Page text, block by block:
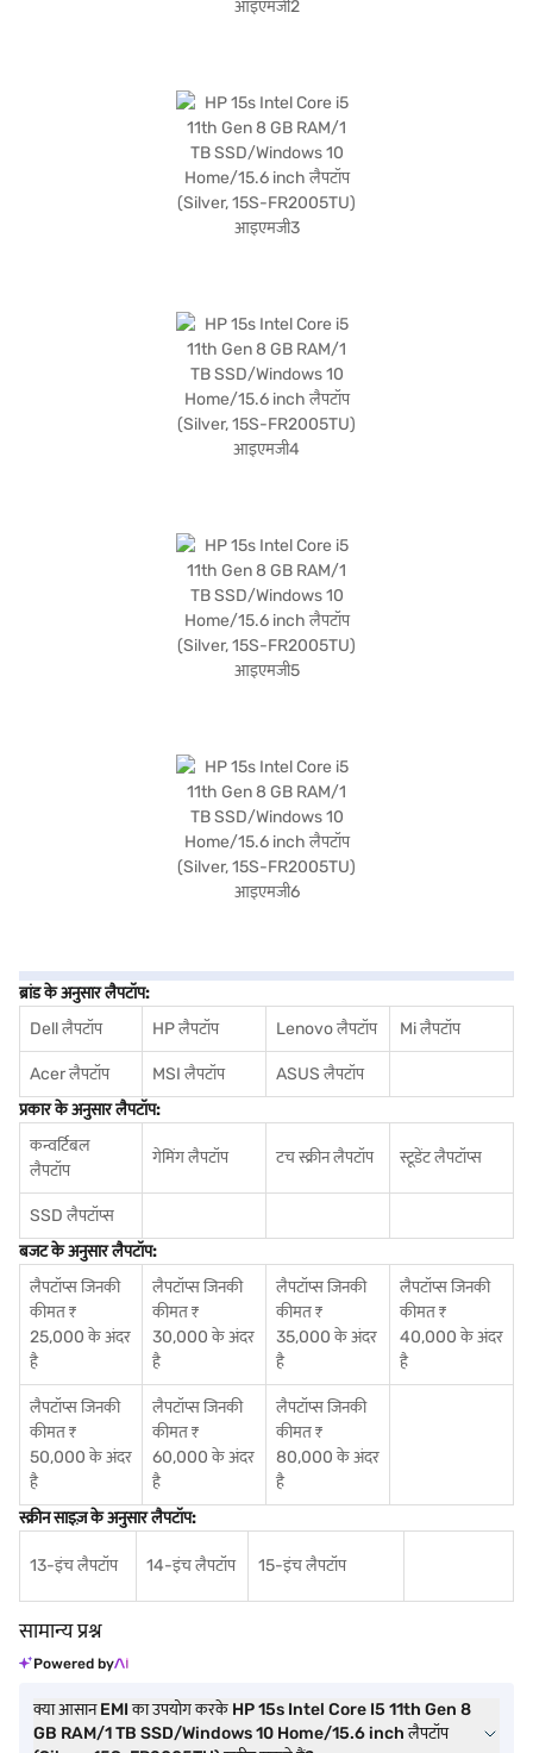
ब्रांड के अनुसार लैपटॉप:
Dell लैपटॉप
HP लैपटॉप Lenovo लैपटॉप Mi लैपटॉप
Acer लैपटॉप MSI लैपटॉप
ASUS लैपटॉप
प्रकार के अनुसार लैपटॉप:
कन्वर्टिबल
लैपटॉप
गेमिंग लैपटॉप टच स्क्रीन लैपटॉप स्टूडेंट लैपटॉप्स
SSD लैपटॉप्स
बजट के अनुसार लैपटॉप:
लैपटॉप्स जिनकी
कीमत ₹
25,000 के अंदर
है
लैपटॉप्स जिनकी
कीमत ₹
30,000 के अंदर
है
लैपटॉप्स जिनकी
कीमत ₹
35,000 के अंदर
है
लैपटॉप्स जिनकी
कीमत ₹
40,000 के अंदर
है
लैपटॉप्स जिनकी
कीमत ₹
50,000 के अंदर
है
लैपटॉप्स जिनकी
कीमत ₹
60,000 के अंदर
है
लैपटॉप्स जिनकी
कीमत ₹
80,000 के अंदर
है
स्क्रीन साइज़ के अनुसार लैपटॉप:
13-इंच लैपटॉप 14-इंच लैपटॉप 15-इंच लैपटॉप
सामान्य प्रश्न
Powered by
क्या आसान EMI का उपयोग करके HP 15s Intel Core I5 11th Gen 8
GB RAM/1 TB SSD/Windows 10 Home/15.6 inch लैपटॉप